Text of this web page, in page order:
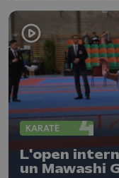
KARATÉ
L'open
un Mawashi